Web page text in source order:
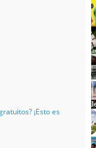
¡Esto es